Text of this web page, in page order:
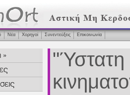
Νέα Χορηγοί Συνεντεύξεις Επικοινωνία